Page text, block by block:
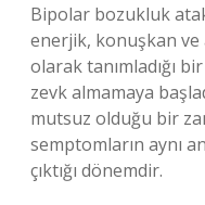
Bipolar bozukluk
enerjik, konuşkan
olarak tanımladığı
zevk almamaya
mutsuz olduğu bir
semptomların aynı
çıktığı dönemdir.